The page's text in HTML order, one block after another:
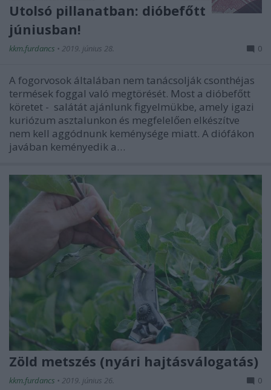
Utolsó pillanatban: dióbefőtt
júniusban!
kkm.furdancs • 2019. június 28. 0
A fogorvosok általában nem tanácsolják csonthéjas
termések foggal való megtörését. Most a dióbefőtt
köretet - salátát ajánlunk figyelmükbe, amely igazi
kuriózum asztalunkon és megfelelően elkészítve
nem kell aggódnunk keménysége miatt. A diófákon
javában keményedik a…
Zöld metszés (nyári hajtásválogatás)
kkm.furdancs • 2019. június 26. 0